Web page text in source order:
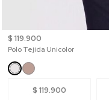
$ 119.900
Polo Tejida Unicolor
$ 119.900